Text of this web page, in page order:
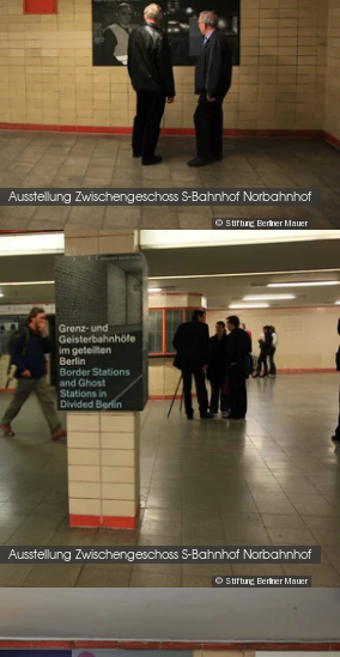
© Stiftung Berliner Mauer
Ausstellung Zwischengeschoss S-Bahnhof Norbahnhof
© Stiftung Berliner Mauer
Ausstellung Zwischengeschoss S-Bahnhof Norbahnhof